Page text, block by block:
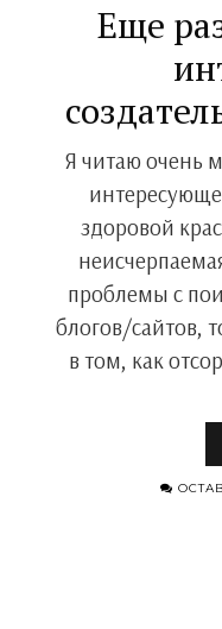
Еще
Я читаю очень
здоровой
проблемы с
блогов/сайтов,
в том, как